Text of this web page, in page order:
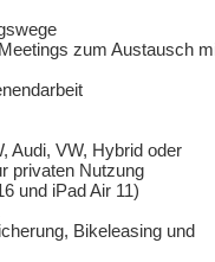
zum Austausch
Audi, VW, Hybrid oder
privaten Nutzung
und iPad Air 11)
Bikeleasing und